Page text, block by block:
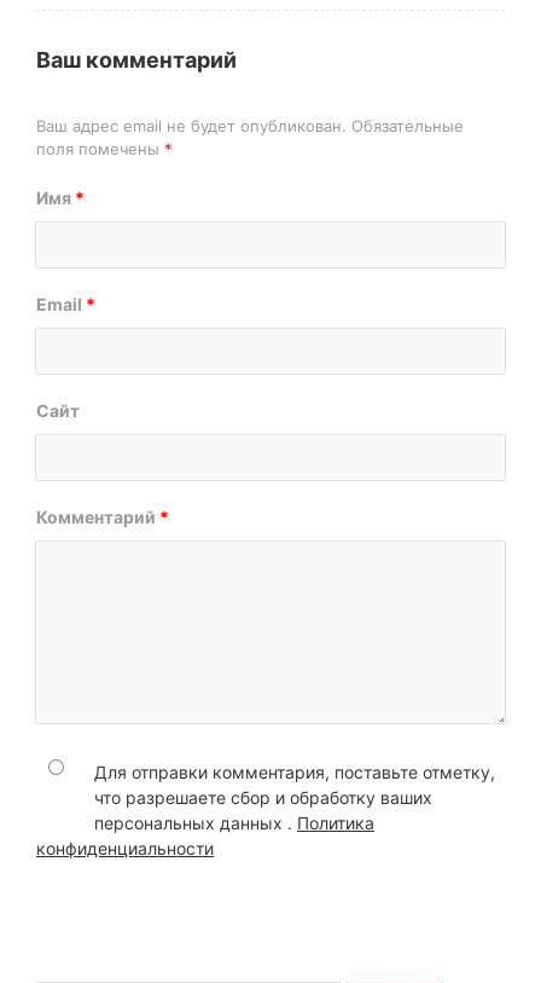
Ваш комментарий
Ваш адрес email не будет опубликован. Обязательные
поля помечены *
Имя *
Email *
Сайт
Комментарий *
Для отправки комментария, поставьте отметку,
что разрешаете сбор и обработку ваших
персональных данных . Политика
конфиденциальности